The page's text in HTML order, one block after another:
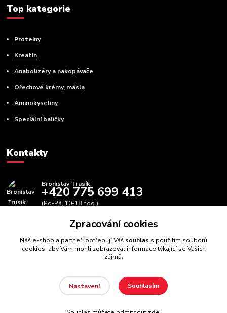
Top kategorie
Proteiny
Kreatin
Anabolizéry a nakopávače
Ořechové krémy, másla
Aminokyseliny
Speciální balíčky
Kontakty
Bronislav Trusík
+420 775 699 413
(Po-Pá, 10-18 hod.)
info@bbfitness.cz
BBfintess.cz -Fitness doplňky a zdravá výživa//Webdesign
Zpracování cookies
Náš e-shop a partneři potřebují Váš souhlas s použitím souborů
cookies, aby Vám mohli zobrazovat informace týkající se Vašich
zájmů.
Nastavení Souhlasím